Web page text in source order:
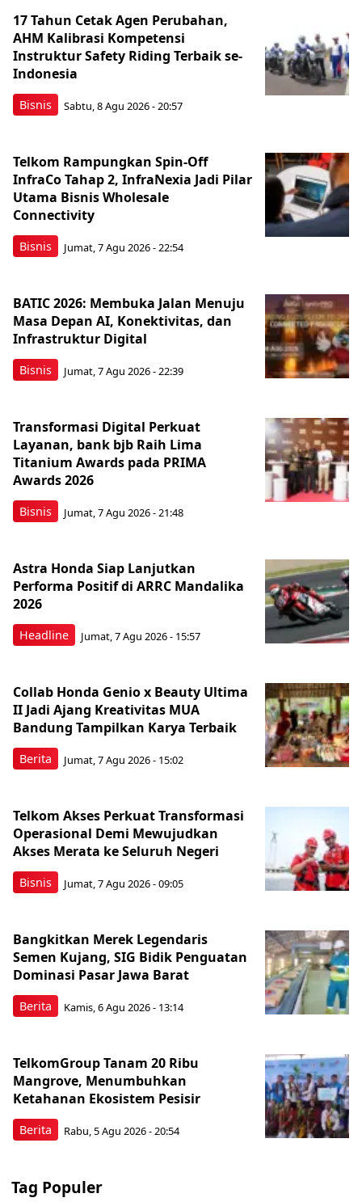
Bisnis
17 Tahun Cetak Agen Perubahan,
AHM Kalibrasi Kompetensi
Instruktur Safety Riding Terbaik se-
Indonesia
Sabtu, 8 Agu 2026 - 20:57
Bisnis
Telkom Rampungkan Spin-Off
InfraCo Tahap 2, InfraNexia Jadi Pilar
Utama Bisnis Wholesale
Connectivity
Jumat, 7 Agu 2026 - 22:54
Bisnis
BATIC 2026: Membuka Jalan Menuju
Masa Depan AI, Konektivitas, dan
Infrastruktur Digital
Jumat, 7 Agu 2026 - 22:39
Bisnis
Transformasi Digital Perkuat
Layanan, bank bjb Raih Lima
Titanium Awards pada PRIMA
Awards 2026
Jumat, 7 Agu 2026 - 21:48
Headline
Astra Honda Siap Lanjutkan
Performa Positif di ARRC Mandalika
2026
Jumat, 7 Agu 2026 - 15:57
Berita
Collab Honda Genio x Beauty Ultima
II Jadi Ajang Kreativitas MUA
Bandung Tampilkan Karya Terbaik
Jumat, 7 Agu 2026 - 15:02
Bisnis
Telkom Akses Perkuat Transformasi
Operasional Demi Mewujudkan
Akses Merata ke Seluruh Negeri
Jumat, 7 Agu 2026 - 09:05
Berita
Bangkitkan Merek Legendaris
Semen Kujang, SIG Bidik Penguatan
Dominasi Pasar Jawa Barat
Kamis, 6 Agu 2026 - 13:14
Berita
TelkomGroup Tanam 20 Ribu
Mangrove, Menumbuhkan
Ketahanan Ekosistem Pesisir
Rabu, 5 Agu 2026 - 20:54
Tag Populer